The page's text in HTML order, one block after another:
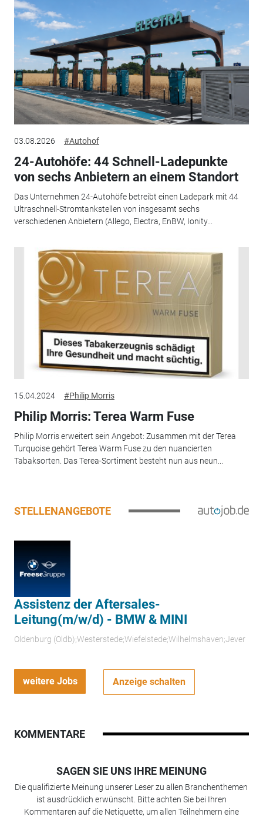
03.08.2026 #Autohof
24-Autohöfe: 44 Schnell-Ladepunkte
von sechs Anbietern an einem Standort
Das Unternehmen 24-Autohöfe betreibt einen Ladepark mit 44
Ultraschnell-Stromtankstellen von insgesamt sechs
verschiedenen Anbietern (Allego, Electra, EnBW, Ionity...
15.04.2024 #Philip Morris
Philip Morris: Terea Warm Fuse
Philip Morris erweitert sein Angebot: Zusammen mit der Terea
Turquoise gehört Terea Warm Fuse zu den nuancierten
Tabaksorten. Das Terea-Sortiment besteht nun aus neun...
STELLENANGEBOTE
Assistenz der Aftersales-
Leitung(m/w/d) - BMW & MINI
Oldenburg (Oldb);Westerstede;Wiefelstede;Wilhelmshaven;Jever
weitere Jobs Anzeige schalten
KOMMENTARE
SAGEN SIE UNS IHRE MEINUNG
Die qualifizierte Meinung unserer Leser zu allen Branchenthemen
ist ausdrücklich erwünscht. Bitte achten Sie bei Ihren
Kommentaren auf die Netiquette, um allen Teilnehmern eine